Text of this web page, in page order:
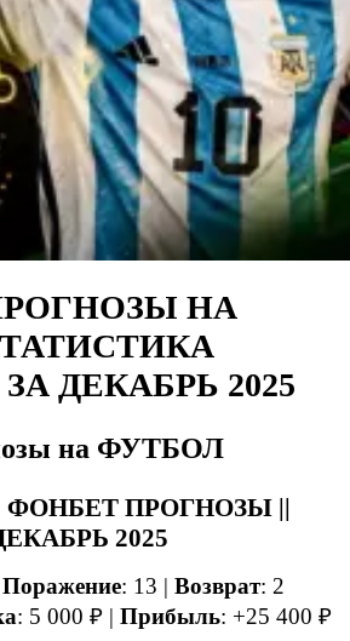
НА
ДЕКАБРЬ 2025
на ФУТБОЛ
ПРОГНОЗЫ ||
2025
Поражение: 13 | Возврат: 2
: 5 000 ₽ | Прибыль: +25 400 ₽